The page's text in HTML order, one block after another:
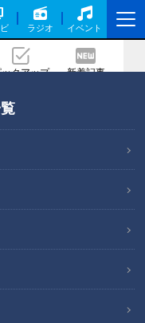
ラジオ イベント
クアップ 新着記事
子育ての支